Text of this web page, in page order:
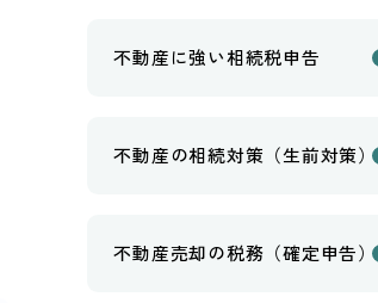
不動産に強い相続税申告
不動産の相続対策（生前対策）
不動産売却の税務（確定申告）